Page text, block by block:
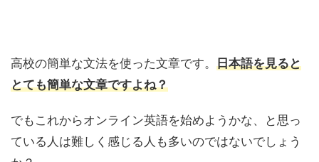
高校の簡単な文法を使った文章です。 日本語を見ると
とても簡単な文章ですよね？
でもこれからオンライン英語を始めようかな、と思っ
ている人は難しく感じる人も多いのではないでしょう